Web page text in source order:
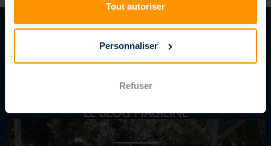
Tout autoriser
Personnaliser
Refuser
SUIVEZ-NOUS
LE BLOG MAGILINE